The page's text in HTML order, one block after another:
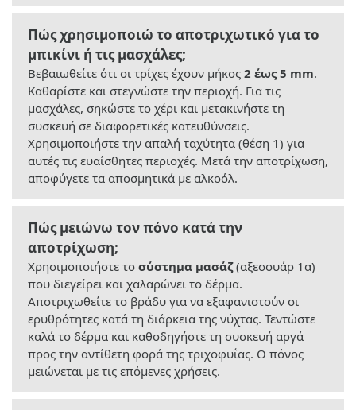
Πώς χρησιμοποιώ το αποτριχωτικό για το
μπικίνι ή τις μασχάλες;
Βεβαιωθείτε ότι οι τρίχες έχουν μήκος 2 έως 5 mm.
Καθαρίστε και στεγνώστε την περιοχή. Για τις
μασχάλες, σηκώστε το χέρι και μετακινήστε τη
συσκευή σε διαφορετικές κατευθύνσεις.
Χρησιμοποιήστε την απαλή ταχύτητα (θέση 1) για
αυτές τις ευαίσθητες περιοχές. Μετά την αποτρίχωση,
αποφύγετε τα αποσμητικά με αλκοόλ.
Πώς μειώνω τον πόνο κατά την
αποτρίχωση;
Χρησιμοποιήστε το σύστημα μασάζ(αξεσουάρ 1α)
που διεγείρει και χαλαρώνει το δέρμα.
Αποτριχωθείτε το βράδυ για να εξαφανιστούν οι
ερυθρότητες κατά τη διάρκεια της νύχτας. Τεντώστε
καλά το δέρμα και καθοδηγήστε τη συσκευή αργά
προς την αντίθετη φορά της τριχοφυΐας. Ο πόνος
μειώνεται με τις επόμενες χρήσεις.